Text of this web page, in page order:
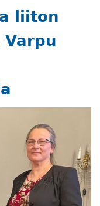
liiton